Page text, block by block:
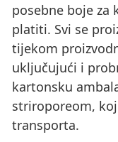
posebne boje za
platiti. Svi se
tijekom
uključujući i
kartonsku
striroporeom,
transporta.